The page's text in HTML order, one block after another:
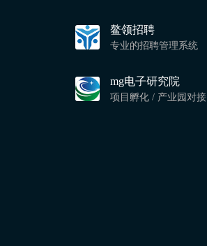
鳌领招聘
专业的招聘管理系统
mg电子研究院
项目孵化 / 产业园对接